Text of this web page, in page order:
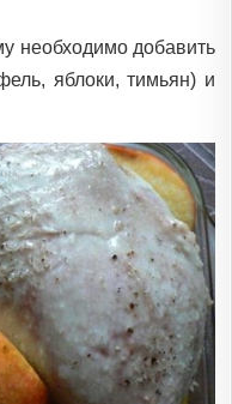
необходимо добавить
яблоки, тимьян) и